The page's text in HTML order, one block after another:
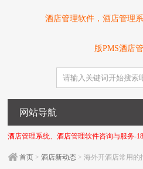
酒店管理软件，酒店管理
版PMS酒店
网站导航
酒店管理系统、酒店管理软件咨询与服务-
首页 >酒店新动态 > 海外开酒店常用的